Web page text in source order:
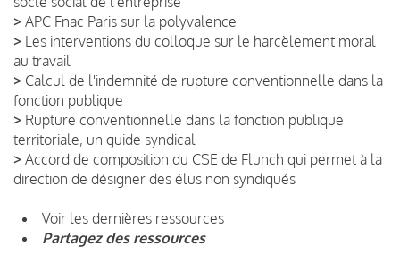
> APC Fnac Paris sur la polyvalence
> Les interventions du colloque sur le harcèlement moral
au travail
> Calcul de l'indemnité de rupture conventionnelle dans la
fonction publique
> Rupture conventionnelle dans la fonction publique
territoriale, un guide syndical
> Accord de composition du CSE de Flunch qui permet à la
direction de désigner des élus non syndiqués
Voir les dernières ressources
Partagez des ressources